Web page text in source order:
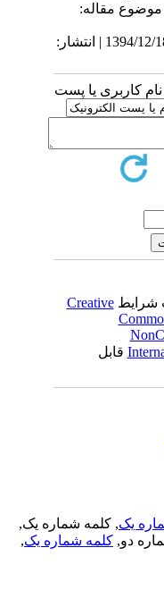
مقاله:
دریافت: 1394/9/16 | پذیرش: 1394/12/18 | انتشار:
کاربری یا پست
شرایطCreative
قابل
یک, کلمه شماره یک,
دو,کلمه شماره یک,